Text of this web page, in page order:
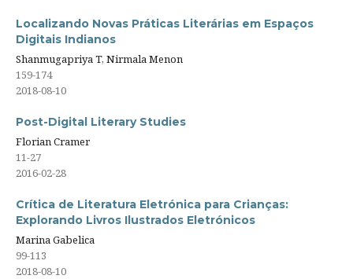
Localizando Novas Práticas Literárias em Espaços
Digitais Indianos
Shanmugapriya T, Nirmala Menon
159-174
2018-08-10
Post-Digital Literary Studies
Florian Cramer
11-27
2016-02-28
Crítica de Literatura Eletrónica para Crianças:
Explorando Livros Ilustrados Eletrónicos
Marina Gabelica
99-113
2018-08-10